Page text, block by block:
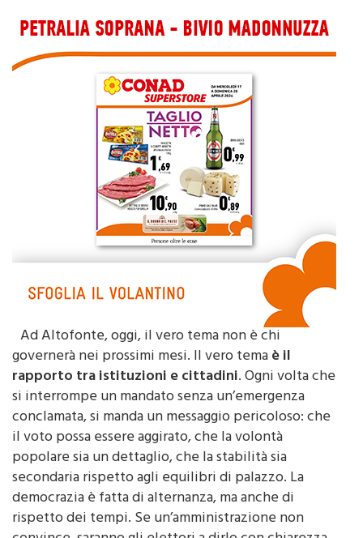
Ad Altofonte, oggi, il vero tema non è chi
governerà nei prossimi mesi. Il vero temaè il
rapporto tra istituzioni e cittadini. Ogni volta che
si interrompe un mandato senza un’emergenza
conclamata, si manda un messaggio pericoloso: che
il voto possa essere aggirato, che la volontà
popolare sia un dettaglio, che la stabilità sia
secondaria rispetto agli equilibri di palazzo. La
democrazia è fatta di alternanza, ma anche di
rispetto dei tempi. Se un’amministrazione non